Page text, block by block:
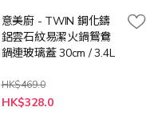
意美廚 - TWIN 鋼化鑄
鋁雲石紋易潔火鍋鴛鴦
鍋連玻璃蓋 30cm / 3.4L
HK$469.0
特
殊
HK$328.0